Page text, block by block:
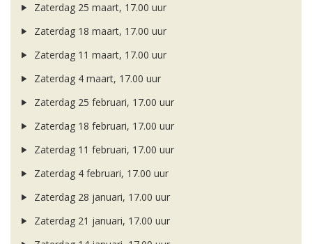
Zaterdag 25 maart, 17.00 uur
Zaterdag 18 maart, 17.00 uur
Zaterdag 11 maart, 17.00 uur
Zaterdag 4 maart, 17.00 uur
Zaterdag 25 februari, 17.00 uur
Zaterdag 18 februari, 17.00 uur
Zaterdag 11 februari, 17.00 uur
Zaterdag 4 februari, 17.00 uur
Zaterdag 28 januari, 17.00 uur
Zaterdag 21 januari, 17.00 uur